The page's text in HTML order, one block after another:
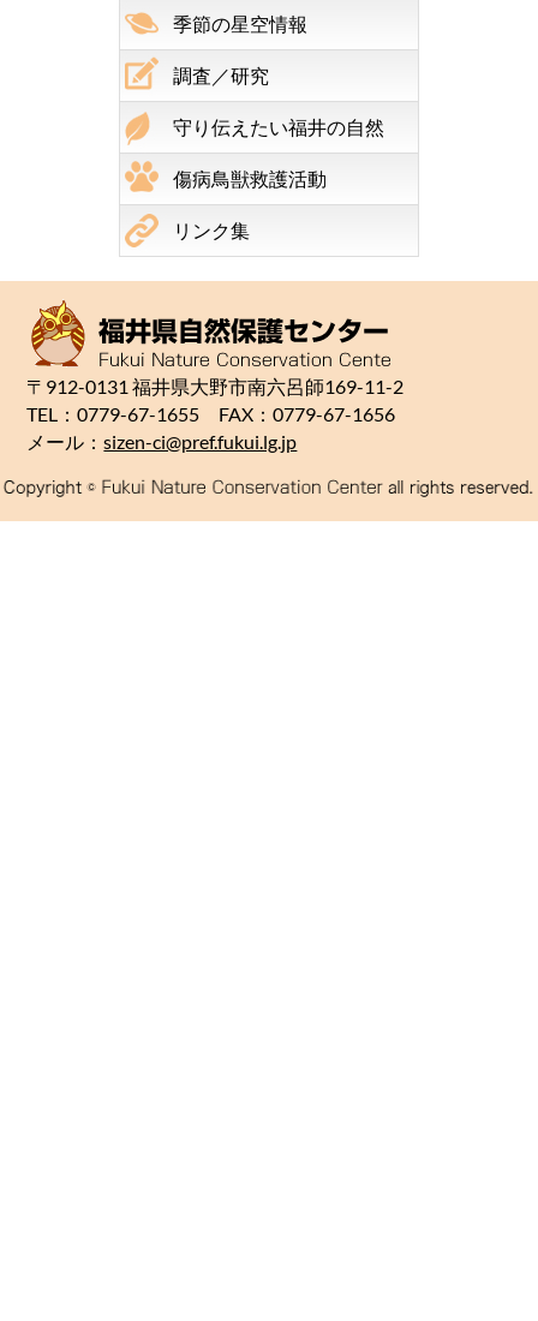
季節の星空情報
調査／研究
守り伝えたい福井の自然
傷病鳥獣救護活動
リンク集
〒912-0131 福井県大野市南六呂師169-11-2
TEL：0779-67-1655 FAX：0779-67-1656
メール：sizen-ci@pref.fukui.lg.jp